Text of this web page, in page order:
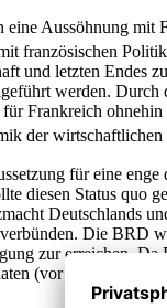
Aussöhnung mit
französischen
und letzten Endes
werden.
Frankreich
der
für eine
diesen Status quo
Deutschlands
Die BRD
zur erreichen.
(vor allem